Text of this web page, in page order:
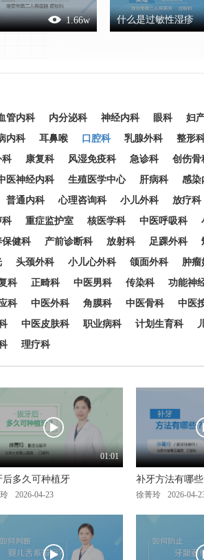
1.66w 什么是过敏性湿疹
管内科 内分泌科 神经内科 眼科 妇
内科 耳鼻喉 口腔科 乳腺外科 整形
科 康复科 风湿免疫科 急诊科 创伤骨
医神经内科 生殖医学中心 肝病科
感染
普通内科 心理咨询科 小儿外科 放疗科
科 重症监护室 核医学科 中医呼吸科
健科 产前诊断科 放射科 足踝外科
头颈外科 小儿心外科 颌面外科
肿瘤
科 正畸科 中医男科 传染科
功能神
科 中医外科 角膜科 中医骨科
中医
中医皮肤科 职业病科 计划生育科
理疗科
01:01
后多久可种植牙
2026-04-23
补牙方法有哪些
徐菁玲 2026-04-